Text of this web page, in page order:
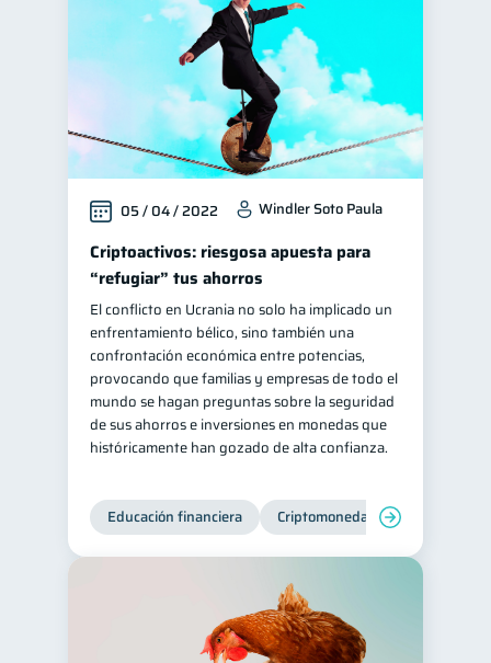
05 / 04 / 2022 Windler Soto Paula
Criptoactivos: riesgosa apuesta para
“refugiar” tus ahorros
El conflicto en Ucrania no solo ha implicado un
enfrentamiento bélico, sino también una
confrontación económica entre potencias,
provocando que familias y empresas de todo el
mundo se hagan preguntas sobre la seguridad
de sus ahorros e inversiones en monedas que
históricamente han gozado de alta confianza.
Educación financiera Criptomonedas